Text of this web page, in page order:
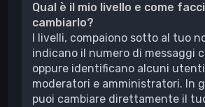
Qual è il mio livello e come
cambiarlo?
I livelli, compaiono sotto al tuo
indicano il numero di messaggi
oppure identificano alcuni
moderatori e amministratori. In
puoi cambiare direttamente il